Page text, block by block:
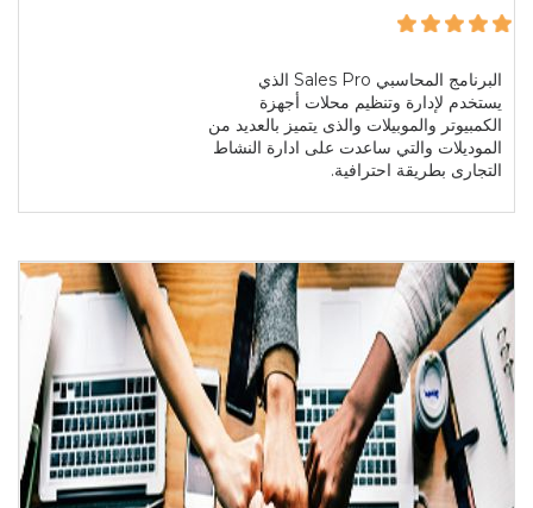
البرنامج المحاسبي Sales Pro الذي
يستخدم لإدارة وتنظيم محلات أجهزة
الكمبيوتر والموبيلات والذى يتميز بالعديد من
الموديلات والتي ساعدت على ادارة النشاط
التجارى بطريقة احترافية.